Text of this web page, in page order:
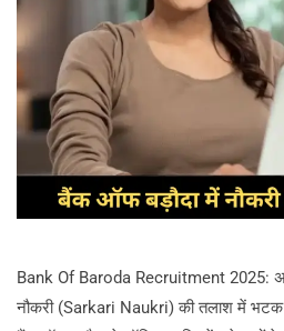
Bank Of Baroda Recruitment 2025:
नौकरी (Sarkari Naukri) की तलाश में